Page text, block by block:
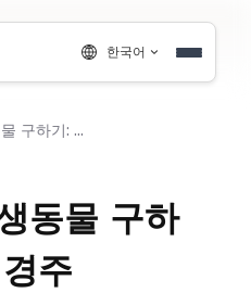
한국어
멸종 위기 야생동물 구하기: 시간과의 경주
동물 구하
주